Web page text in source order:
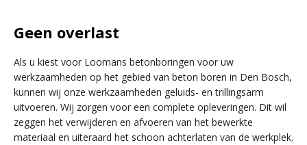
Geen overlast
Als u kiest voor Loomans betonboringen voor uw
werkzaamheden op het gebied van beton boren in Den Bosch,
kunnen wij onze werkzaamheden geluids- en trillingsarm
uitvoeren. Wij zorgen voor een complete opleveringen. Dit wil
zeggen het verwijderen en afvoeren van het bewerkte
materiaal en uiteraard het schoon achterlaten van de werkplek.